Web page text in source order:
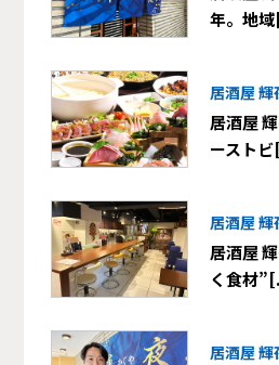
年。地
居酒屋 輝
居酒屋
ースト
居酒屋 輝
居酒屋
く食材
居酒屋 輝